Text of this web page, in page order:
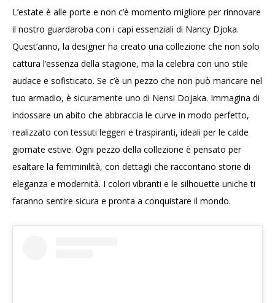
L’estate è alle porte e non c’è momento migliore per rinnovare
il nostro guardaroba con i capi essenziali di Nancy Djoka.
Quest’anno, la designer ha creato una collezione che non solo
cattura l’essenza della stagione, ma la celebra con uno stile
audace e sofisticato. Se c’è un pezzo che non può mancare nel
tuo armadio, è sicuramente uno di Nensi Dojaka. Immagina di
indossare un abito che abbraccia le curve in modo perfetto,
realizzato con tessuti leggeri e traspiranti, ideali per le calde
giornate estive. Ogni pezzo della collezione è pensato per
esaltare la femminilità, con dettagli che raccontano storie di
eleganza e modernità. I colori vibranti e le silhouette uniche ti
faranno sentire sicura e pronta a conquistare il mondo.